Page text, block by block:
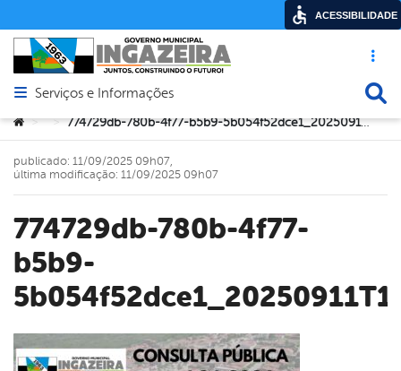
Acesso
Abrir menu principal de navegação
Serviços e Informações
Você está aqui:
> > 774729db-780b-4f77-b5b9-5b054f52dce1_20250911T111335
774729db-780b-4f77-
b5b9-
publicado: 11/09/2025 09h07,
última modificação: 11/09/2025 09h07
ACESSIBILIDADE